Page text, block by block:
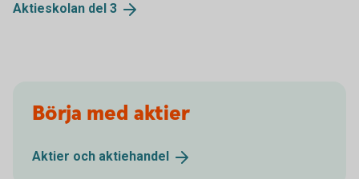
Aktieskolan del 3
Börja med aktier
Aktier och aktiehandel